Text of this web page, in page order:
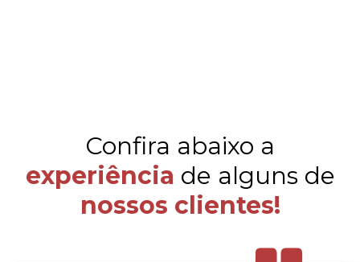
Confira abaixo a
experiência de alguns de
nossos clientes!